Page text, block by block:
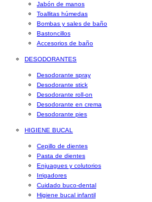
Jabón de manos
Toallitas húmedas
Bombas y sales de baño
Bastoncillos
Accesorios de baño
DESODORANTES
Desodorante spray
Desodorante stick
Desodorante roll-on
Desodorante en crema
Desodorante pies
HIGIENE BUCAL
Cepillo de dientes
Pasta de dientes
Enjuagues y colutorios
Irrigadores
Cuidado buco-dental
Higiene bucal infantil